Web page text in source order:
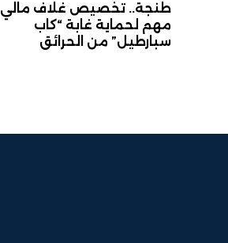
طنجة.. تخصيص غلاف مالي
مهم لحماية غابة “كاب
سبارطيل” من الحرائق